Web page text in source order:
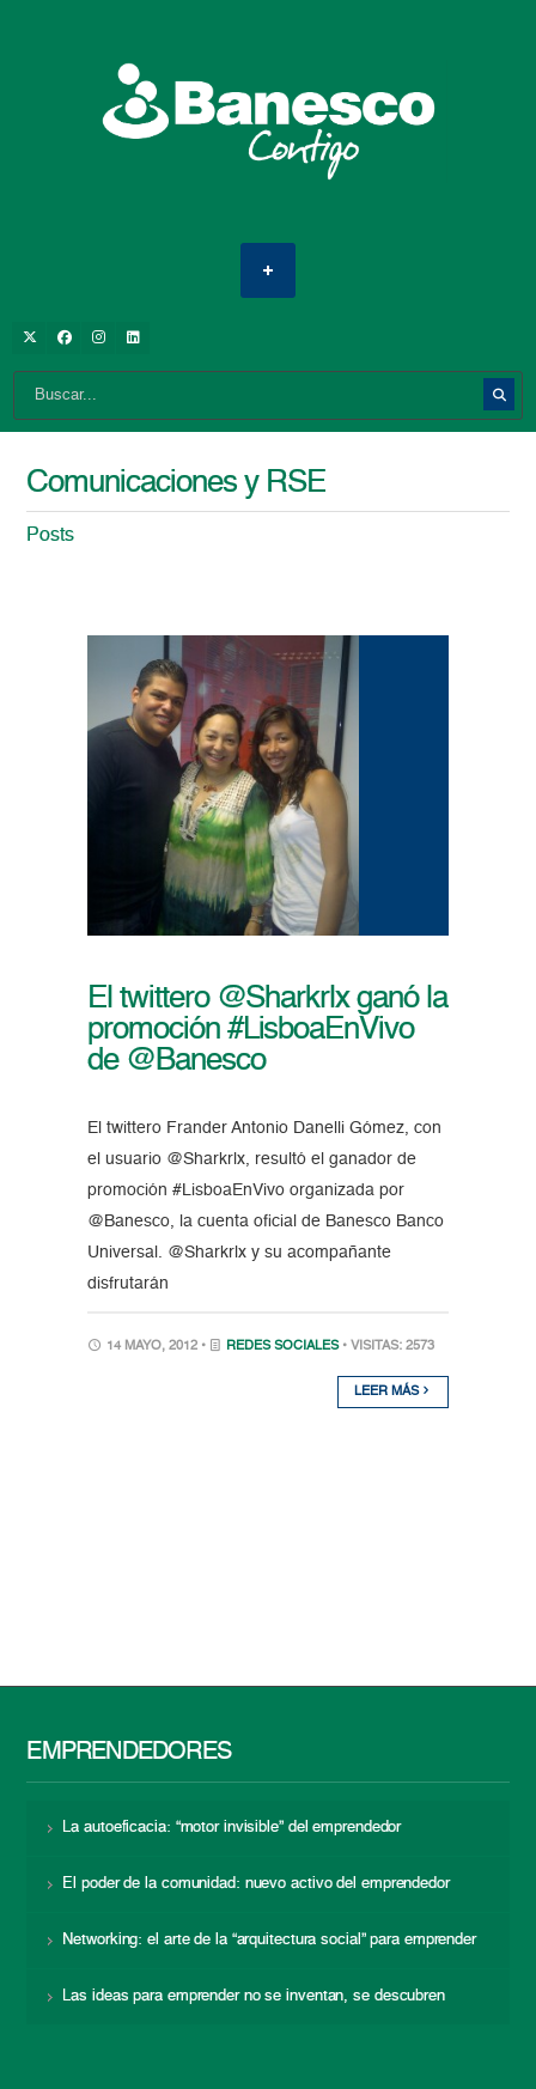
Comunicaciones y RSE
Posts
El twittero @Sharkrlx ganó la
promoción #LisboaEnVivo
de @Banesco
El twittero Frander Antonio Danelli Gómez, con
el usuario @Sharkrlx, resultó el ganador de
promoción #LisboaEnVivo organizada por
@Banesco, la cuenta oficial de Banesco Banco
Universal. @Sharkrlx y su acompañante
disfrutarán
14 MAYO, 2012 • REDES SOCIALES • VISITAS: 2573
LEER MÁS
EMPRENDEDORES
La autoeficacia: “motor invisible” del emprendedor
El poder de la comunidad: nuevo activo del emprendedor
Networking: el arte de la “arquitectura social” para emprender
Las ideas para emprender no se inventan, se descubren